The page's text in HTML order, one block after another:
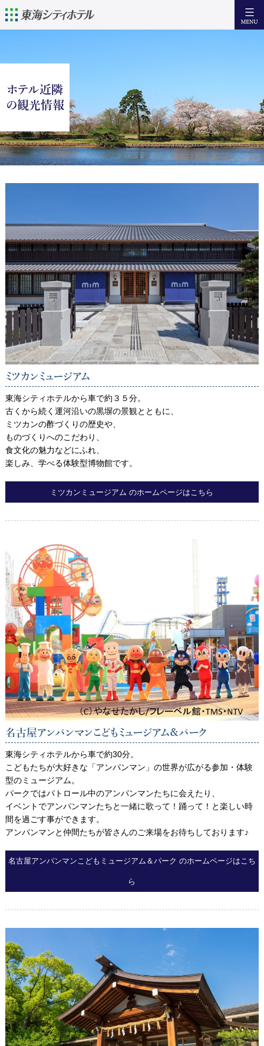
宿泊
設備・サービス
朝 食
アクセス
近隣の観光情報
Facebook
宿泊日からご予約
宿泊プランからご予約
予約確認・キャンセル
ホテル近隣
の観光情報
ミツカンミュージアム
東海シティホテルから車で約３５分。
古くから続く運河沿いの黒塀の景観とともに、
ミツカンの酢づくりの歴史や、
ものづくりへのこだわり、
食文化の魅力などにふれ、
楽しみ、学べる体験型博物館です。
ミツカンミュージアム のホームページはこちら
名古屋アンパンマンこどもミュージアム＆パーク
東海シティホテルから車で約30分。
こどもたちが大好きな「アンパンマン」の世界が広がる参加・体験
型のミュージアム。
パークではパトロール中のアンパンマンたちに会えたり、
イベントでアンパンマンたちと一緒に歌って！踊って！と楽しい時
間を過ごす事ができます。
アンパンマンと仲間たちが皆さんのご来場をお待ちしております♪
名古屋アンパンマンこどもミュージアム＆パーク のホームページはこち
ら